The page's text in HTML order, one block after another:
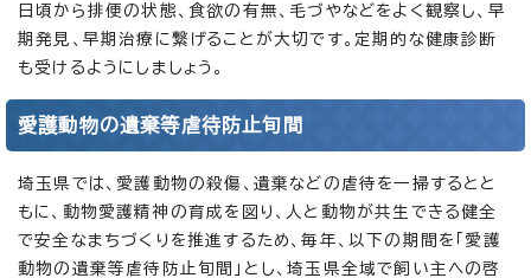
日頃から排便の状態、食欲の有無、毛づやなどをよく観察し、早
期発見、早期治療に繋げることが大切です。定期的な健康診断
も受けるようにしましょう。
愛護動物の遺棄等虐待防止旬間
埼玉県では、愛護動物の殺傷、遺棄などの虐待を一掃するとと
もに、動物愛護精神の育成を図り、人と動物が共生できる健全
で安全なまちづくりを推進するため、毎年、以下の期間を「愛護
動物の遺棄等虐待防止旬間」とし、埼玉県全域で飼い主への啓